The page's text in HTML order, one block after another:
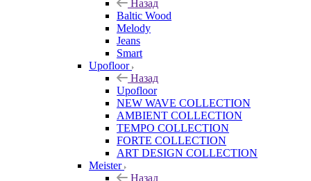
Назад
Baltic Wood
Melody
Jeans
Smart
Upofloor
Назад
Upofloor
NEW WAVE COLLECTION
AMBIENT COLLECTION
TEMPO COLLECTION
FORTE COLLECTION
ART DESIGN COLLECTION
Meister
Назад